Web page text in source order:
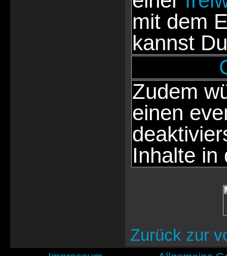
mit dem
kannst
Zudem
einen
Inhalte in
Zurück zur